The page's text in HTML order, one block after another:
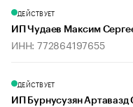
ДЕЙСТВУЕТ
ИП Чудаев Максим
ИНН: 772864197655
ДЕЙСТВУЕТ
ИП Бурнусузян Артавазд